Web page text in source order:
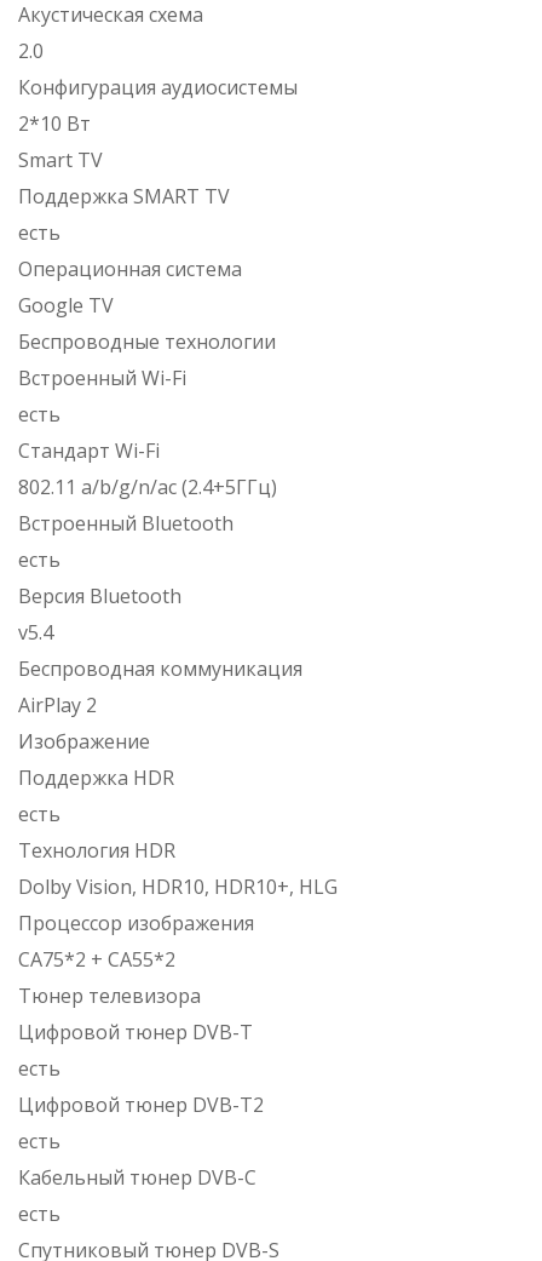
Акустическая схема
2.0
Конфигурация аудиосистемы
2*10 Вт
Smart TV
Поддержка SMART TV
есть
Операционная система
Google TV
Беспроводные технологии
Встроенный Wi-Fi
есть
Стандарт Wi-Fi
802.11 a/b/g/n/ac (2.4+5ГГц)
Встроенный Bluetooth
есть
Версия Bluetooth
v5.4
Беспроводная коммуникация
AirPlay 2
Изображение
Поддержка HDR
есть
Технология HDR
Dolby Vision, HDR10, HDR10+, HLG
Процессор изображения
CA75*2 + CA55*2
Тюнер телевизора
Цифровой тюнер DVB-T
есть
Цифровой тюнер DVB-T2
есть
Кабельный тюнер DVB-C
есть
Спутниковый тюнер DVB-S